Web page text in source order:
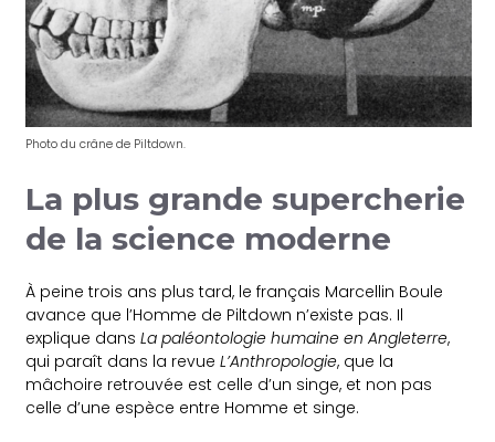
Photo du crâne de Piltdown.
La plus grande supercherie
de la science moderne
À peine trois ans plus tard, le français Marcellin Boule
avance que l’Homme de Piltdown n’existe pas. Il
explique dansLa paléontologie humaine en Angleterre,
qui paraît dans la revueL’Anthropologie, que la
mâchoire retrouvée est celle d’un singe, et non pas
celle d’une espèce entre Homme et singe.